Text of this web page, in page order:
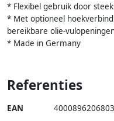
* Flexibel gebruik door
* Met optioneel
bereikbare olie-
* Made in Germany
Referenties
EAN 4000896206803